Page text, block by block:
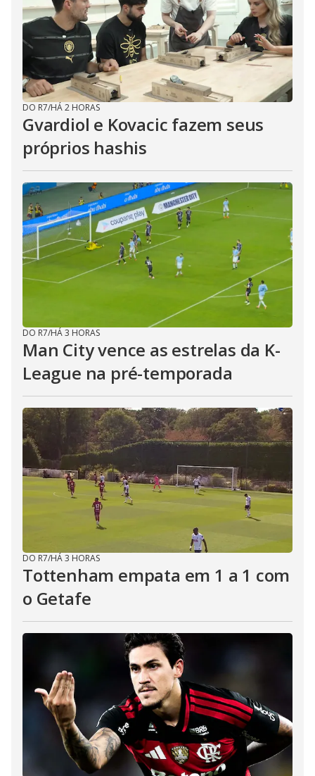
DO R7/HÁ 2 HORAS
Gvardiol e Kovacic fazem seus
próprios hashis
DO R7/HÁ 3 HORAS
Man City vence as estrelas da K-
League na pré-temporada
DO R7/HÁ 3 HORAS
Tottenham empata em 1 a 1 com
o Getafe